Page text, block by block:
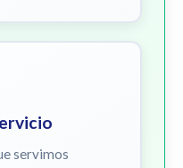
servimos